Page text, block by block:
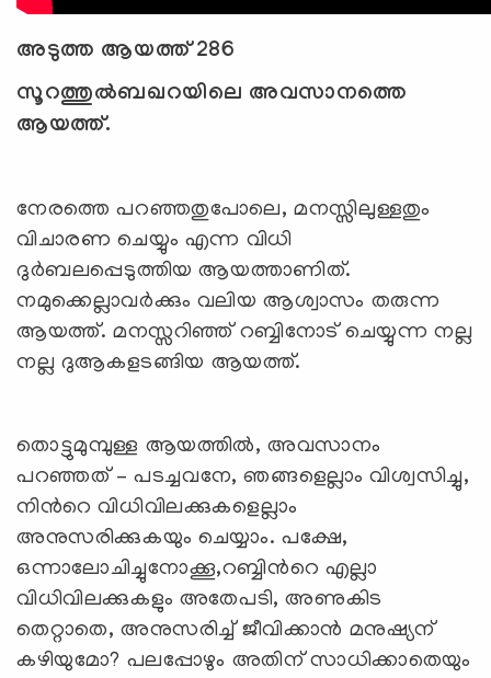
അടുത്ത ആയത്ത് 286
സൂറത്തുല്‍ബഖറയിലെ അവസാനത്തെ
ആയത്ത്.
നേരത്തെ പറഞ്ഞതുപോലെ, മനസ്സിലുള്ളതും
വിചാരണ ചെയ്യും എന്ന വിധി
ദുര്‍ബലപ്പെടുത്തിയ ആയത്താണിത്.
നമുക്കെല്ലാവര്‍ക്കും വലിയ ആശ്വാസം തരുന്ന
ആയത്ത്. മനസ്സറിഞ്ഞ് റബ്ബിനോട് ചെയ്യുന്ന നല്ല
നല്ല ദുആകളടങ്ങിയ ആയത്ത്.
തൊട്ടുമുമ്പുള്ള ആയത്തില്‍, അവസാനം
പറഞ്ഞത് – പടച്ചവനേ, ഞങ്ങളെല്ലാം വിശ്വസിച്ചു,
നിന്‍റെ വിധിവിലക്കുകളെല്ലാം
അനുസരിക്കുകയും ചെയ്യാം. പക്ഷേ,
ഒന്നാലോചിച്ചുനോക്കൂ,റബ്ബിന്‍റെ എല്ലാ
വിധിവിലക്കുകളും അതേപടി, അണുകിട
തെറ്റാതെ, അനുസരിച്ച് ജീവിക്കാന്‍ മനുഷ്യന്
കഴിയുമോ? പലപ്പോഴും അതിന് സാധിക്കാതെയും